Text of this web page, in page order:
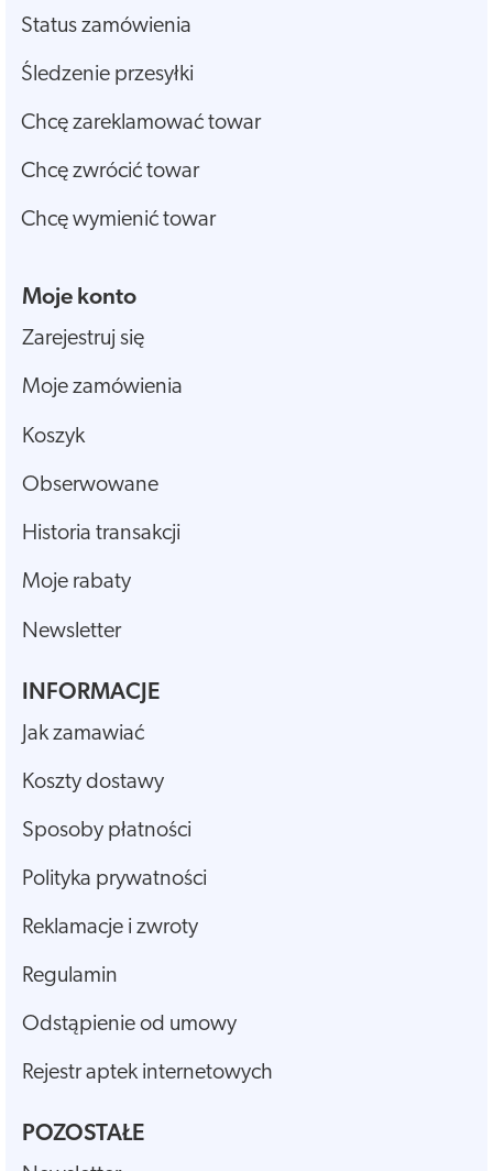
Status zamówienia
Śledzenie przesyłki
Chcę zareklamować towar
Chcę zwrócić towar
Chcę wymienić towar
Moje konto
Zarejestruj się
Moje zamówienia
Koszyk
Obserwowane
Historia transakcji
Moje rabaty
Newsletter
INFORMACJE
Jak zamawiać
Koszty dostawy
Sposoby płatności
Polityka prywatności
Reklamacje i zwroty
Regulamin
Odstąpienie od umowy
Rejestr aptek internetowych
POZOSTAŁE